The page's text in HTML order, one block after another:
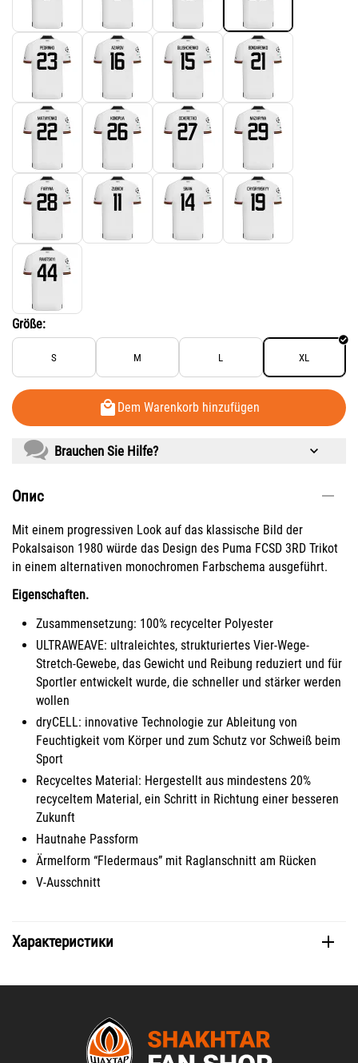
Größe:
S M L XL
Dem Warenkorb hinzufügen
Brauchen Sie Hilfe?
Опис
Mit einem progressiven Look auf das klassische Bild der
Pokalsaison 1980 würde das Design des Puma FCSD 3RD Trikot
in einem alternativen monochromen Farbschema ausgeführt.
Eigenschaften.
Zusammensetzung: 100% recycelter Polyester
ULTRAWEAVE: ultraleichtes, strukturiertes Vier-Wege-
Stretch-Gewebe, das Gewicht und Reibung reduziert und für
Sportler entwickelt wurde, die schneller und stärker werden
wollen
dryCELL: innovative Technologie zur Ableitung von
Feuchtigkeit vom Körper und zum Schutz vor Schweiß beim
Sport
Recyceltes Material: Hergestellt aus mindestens 20%
recyceltem Material, ein Schritt in Richtung einer besseren
Zukunft
Hautnahe Passform
Ärmelform “Fledermaus” mit Raglanschnitt am Rücken
V-Ausschnitt
Характеристики